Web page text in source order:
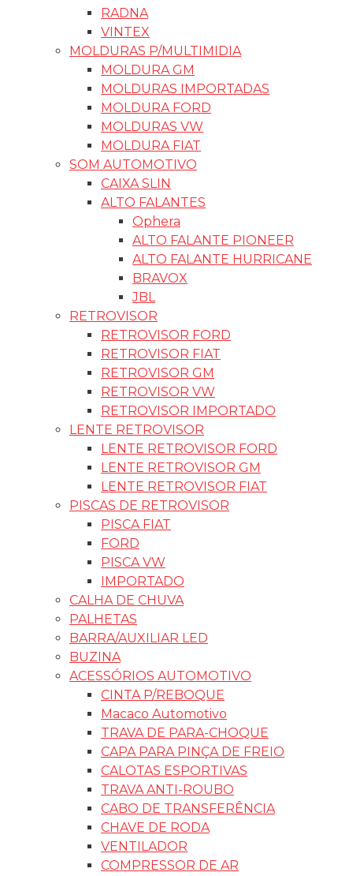
RADNA
VINTEX
MOLDURAS P/MULTIMIDIA
MOLDURA GM
MOLDURAS IMPORTADAS
MOLDURA FORD
MOLDURAS VW
MOLDURA FIAT
SOM AUTOMOTIVO
CAIXA SLIN
ALTO FALANTES
Ophera
ALTO FALANTE PIONEER
ALTO FALANTE HURRICANE
BRAVOX
JBL
RETROVISOR
RETROVISOR FORD
RETROVISOR FIAT
RETROVISOR GM
RETROVISOR VW
RETROVISOR IMPORTADO
LENTE RETROVISOR
LENTE RETROVISOR FORD
LENTE RETROVISOR GM
LENTE RETROVISOR FIAT
PISCAS DE RETROVISOR
PISCA FIAT
FORD
PISCA VW
IMPORTADO
CALHA DE CHUVA
PALHETAS
BARRA/AUXILIAR LED
BUZINA
ACESSÓRIOS AUTOMOTIVO
CINTA P/REBOQUE
Macaco Automotivo
TRAVA DE PARA-CHOQUE
CAPA PARA PINÇA DE FREIO
CALOTAS ESPORTIVAS
TRAVA ANTI-ROUBO
CABO DE TRANSFERÊNCIA
CHAVE DE RODA
VENTILADOR
COMPRESSOR DE AR